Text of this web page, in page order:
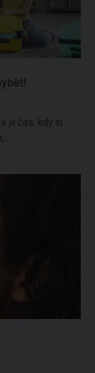
je čas, kdy si